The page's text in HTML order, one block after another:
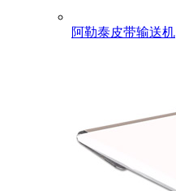
阿勒泰皮带输送机